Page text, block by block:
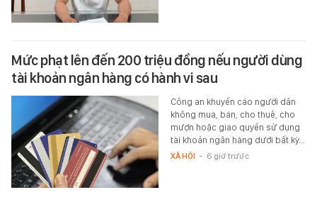
Mức phạt lên đến 200 triệu đồng nếu người dùng
tài khoản ngân hàng có hành vi sau
Công an khuyến cáo người dân
không mua, bán, cho thuê, cho
mượn hoặc giao quyền sử dụng
tài khoản ngân hàng dưới bất kỳ…
XÃ HỘI - 6 giờ trước